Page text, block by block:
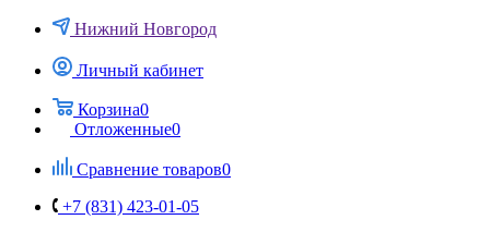
Нижний Новгород
Личный кабинет
Корзина0
Отложенные0
Сравнение товаров0
+7 (831) 423-01-05